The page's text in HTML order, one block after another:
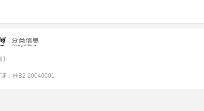
：桂B2-20040001